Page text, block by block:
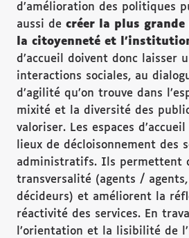
d’amélioration des politiques
aussi de créer la plus
la citoyenneté et l
d’accueil doivent donc laisser
interactions sociales, au
d’agilité qu’on trouve dans
mixité et la diversité des
valoriser. Les espaces
lieux de décloisonnement des
administratifs. Ils permettent
transversalité (agents /
décideurs) et améliorent la
réactivité des services. En
l’orientation et la lisibilité de